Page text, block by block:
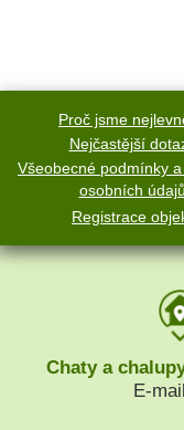
Proč jsme
Nejčastější
Všeobecné podmínky
osobních údajů
Registrace
Chaty a
E-